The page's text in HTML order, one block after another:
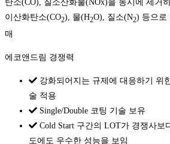
탄소(CO), 질소산화물(NOx)을 동시에 제거
이산화탄소(CO2), 물(H2O), 질소(N2) 등으로
매
에코앤드림 경쟁력
강화되어지는 규제에 대응하기 위
술 적용
Single/Double 코팅 기술 보유
Cold Start 구간의 LOT가 경쟁사보
도에도 우수한 성능을 보임